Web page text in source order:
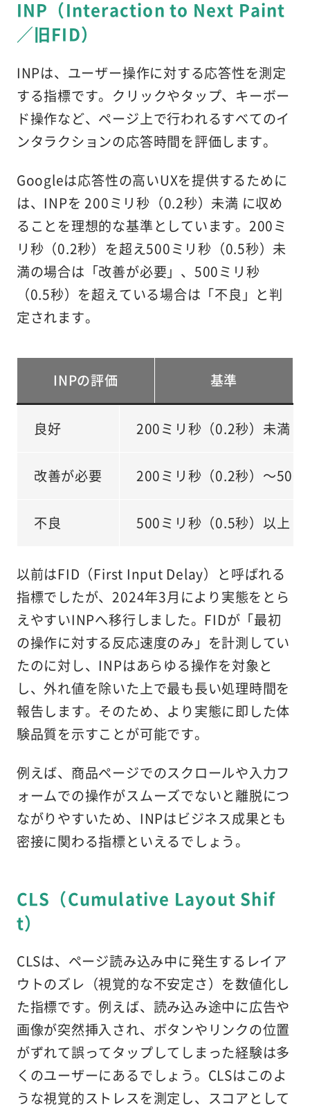
INP（Interaction to Next Paint
／旧FID）
INPは、ユーザー操作に対する応答性を測定
する指標です。クリックやタップ、キーボー
ド操作など、ページ上で行われるすべてのイ
ンタラクションの応答時間を評価します。
Googleは応答性の高いUXを提供するために
は、INPを 200ミリ秒（0.2秒）未満 に収め
ることを理想的な基準としています。200ミ
リ秒（0.2秒）を超え500ミリ秒（0.5秒）未
満の場合は「改善が必要」、500ミリ秒
（0.5秒）を超えている場合は「不良」と判
定されます。
INPの評価 基準
良好 200ミリ秒（0.2秒）未満
改善が必要 200ミリ秒（0.2秒）～500
不良 500ミリ秒（0.5秒）以上
以前はFID（First Input Delay）と呼ばれる
指標でしたが、2024年3月により実態をとら
えやすいINPへ移行しました。FIDが「最初
の操作に対する反応速度のみ」を計測してい
たのに対し、INPはあらゆる操作を対象と
し、外れ値を除いた上で最も長い処理時間を
報告します。そのため、より実態に即した体
験品質を示すことが可能です。
例えば、商品ページでのスクロールや入力フ
ォームでの操作がスムーズでないと離脱につ
ながりやすいため、INPはビジネス成果とも
密接に関わる指標といえるでしょう。
CLS（Cumulative Layout Shif
t）
CLSは、ページ読み込み中に発生するレイア
ウトのズレ（視覚的な不安定さ）を数値化し
た指標です。例えば、読み込み途中に広告や
画像が突然挿入され、ボタンやリンクの位置
がずれて誤ってタップしてしまった経験は多
くのユーザーにあるでしょう。CLSはこのよ
うな視覚的ストレスを測定し、スコアとして